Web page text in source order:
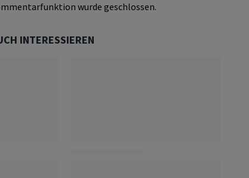
wurde geschlossen.
INTERESSIEREN